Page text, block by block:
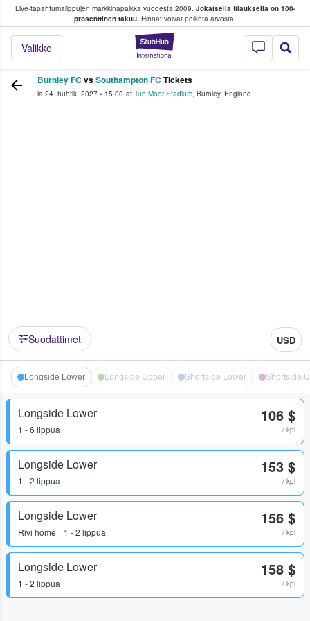
Live-tapahtumalippujen markkinapaikka vuodesta 2009. Jokaisella tilauksella on 100-
prosenttinen takuu. Hinnat voivat poiketa arvosta.
StubHub -
Valikko
fanit ostavat ja myyvät lippuja
Burnley FC vsSouthampton FC Tickets
la 24. huhtik. 2027 • 15.00 at Turf Moor Stadium, Burnley, England
Suodattimet USD
Longside Lower Longside Upper Shortside Lower Shortside
Longside Lower
1 - 6 lippua
106 $
/ kpl
Longside Lower
1 - 2 lippua
153 $
/ kpl
Longside Lower
Rivi home 1 - 2 lippua
156 $
/ kpl
Longside Lower
1 - 2 lippua
158 $
/ kpl